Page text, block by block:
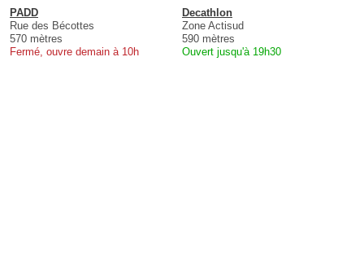
PADD
Rue des Bécottes
570 mètres
Fermé, ouvre demain à 10h
Decathlon
Zone Actisud
590 mètres
Ouvert jusqu'à 19h30